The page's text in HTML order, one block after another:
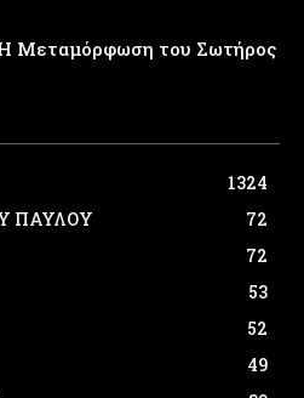
Μεταμόρφωση του Σωτήρος
1324
ΠΑΥΛΟΥ
72
72
53
52
49